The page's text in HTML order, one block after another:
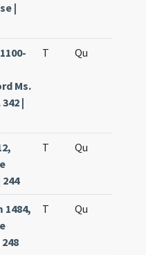
|
Ms.
|
T Qu
T Qu
1484,
T Qu